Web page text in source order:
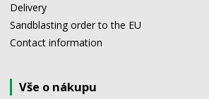
Delivery
Sandblasting order to the EU
Contact information
Vše o nákupu